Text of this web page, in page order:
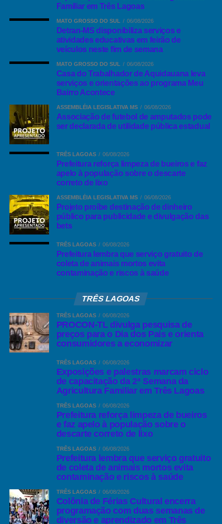
Familiar em Três Lagoas
MATO GROSSO DO SUL 06/08/2026
Detran-MS disponibiliza serviços e
atividades educativas em feirão de
veículos neste fim de semana
MATO GROSSO DO SUL 06/08/2026
Casa do Trabalhador de Aquidauana leva
serviços e orientações ao programa Meu
Bairro Acontece
ASSEMBLÉIA LEGISLATIVA MS 06/08/2026
Associação de futebol de amputados pode
ser declarada de utilidade pública estadual
TRÊS LAGOAS 06/08/2026
Prefeitura reforça limpeza de bueiros e faz
apelo à população sobre o descarte
correto de lixo
ASSEMBLÉIA LEGISLATIVA MS 06/08/2026
Projeto proíbe destinação de dinheiro
público para publicidade e divulgação das
bets
TRÊS LAGOAS 06/08/2026
Prefeitura lembra que serviço gratuito de
coleta de animais mortos evita
contaminação e riscos à saúde
TRÊS LAGOAS
TRÊS LAGOAS 06/08/2026
PROCON-TL divulga pesquisa de
preços para o Dia dos Pais e orienta
consumidores a economizar
TRÊS LAGOAS 06/08/2026
Exposições e palestras marcam ciclo
de capacitação da 2ª Semana da
Agricultura Familiar em Três Lagoas
TRÊS LAGOAS 06/08/2026
Prefeitura reforça limpeza de bueiros
e faz apelo à população sobre o
descarte correto de lixo
TRÊS LAGOAS 06/08/2026
Prefeitura lembra que serviço gratuito
de coleta de animais mortos evita
contaminação e riscos à saúde
TRÊS LAGOAS 06/08/2026
Colônia de Férias Cultural encerra
programação com duas semanas de
diversão e aprendizado em Três